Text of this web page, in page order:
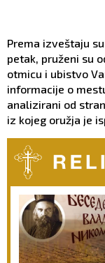
Prema izveštaju
petak, pruženi su
otmicu i ubistvo
informacije o
analizirani od
iz kojeg oružja je